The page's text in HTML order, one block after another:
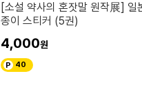
[소설 약사의 혼잣말 원작展] 일
종이 스티커 (5권)
4,000
40